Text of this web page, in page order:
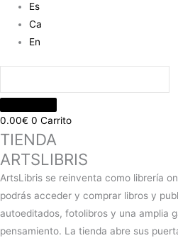
Es
Ca
En
0.00€ 0 Carrito
TIENDA
ARTSLIBRIS
ArtsLibris se reinventa como librería
podrás acceder y comprar libros y
autoeditados, fotolibros y una amplia
pensamiento. La tienda abre sus